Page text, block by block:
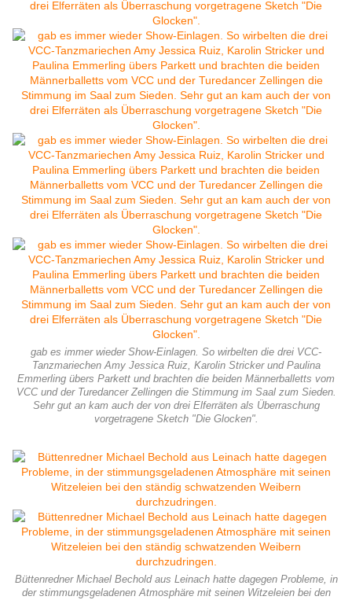
gab es immer wieder Show-Einlagen. So wirbelten die drei VCC-
Tanzmariechen Amy Jessica Ruiz, Karolin Stricker und Paulina
Emmerling übers Parkett und brachten die beiden Männerballetts vom
VCC und der Turedancer Zellingen die Stimmung im Saal zum Sieden.
Sehr gut an kam auch der von drei Elferräten als Überraschung
vorgetragene Sketch "Die Glocken".
Büttenredner Michael Bechold aus Leinach hatte dagegen Probleme, in
der stimmungsgeladenen Atmosphäre mit seinen Witzeleien bei den